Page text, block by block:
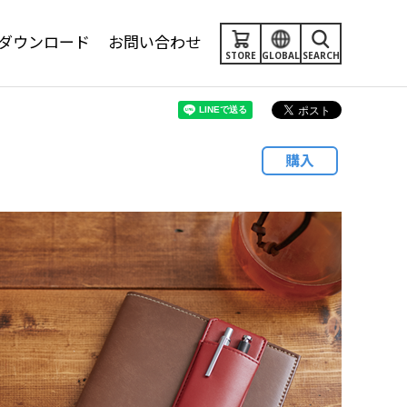
SEARCH
GLOBAL
STORE
ウンロード お問い合わせ
購入